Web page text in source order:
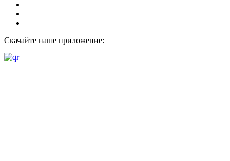
Скачайте наше приложение: